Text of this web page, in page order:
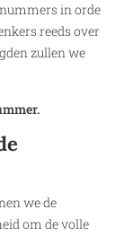
in orde
reeds over
zullen we
we de
om de volle